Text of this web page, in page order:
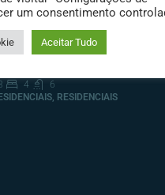
na Vila Nova Conceição –
4
6
RESIDENCIAIS
um consentimento
Aceitar Tudo